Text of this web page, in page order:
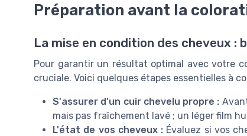
Préparation avant la
La mise en condition des cheveux :
Pour garantir un résultat optimal avec votre
cruciale. Voici quelques étapes essentielles à
S'assurer d'un cuir chevelu propre :
mais pas fraîchement lavé ; un léger film
L'état de vos cheveux : Évaluez si vos